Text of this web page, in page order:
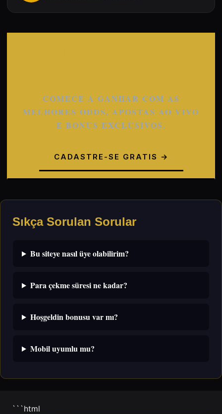
COMECE A GANHAR COM AS
MELHORES ODDS, APOSTAS AO VIVO
E BONUS EXCLUSIVOS.
CADASTRE-SE GRATIS →
Sıkça Sorulan Sorular
Bu siteye nasıl üye olabilirim?
Para çekme süresi ne kadar?
Hoşgeldin bonusu var mı?
Mobil uyumlu mu?
```html